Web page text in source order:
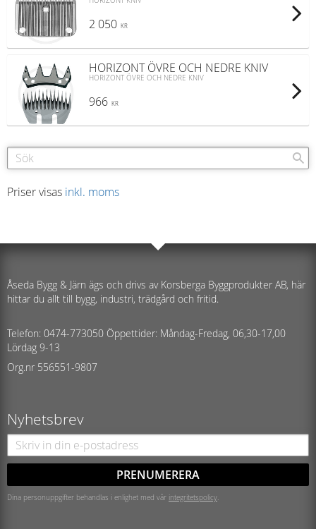
2 050 KR
HORIZONT ÖVRE OCH NEDRE KNIV
HORIZONT ÖVRE OCH NEDRE KNIV
966 KR
Priser visas inkl. moms
Åseda Bygg & Järn ägs och drivs av Korsberga Byggprodukter AB, här
hittar du allt till bygg, industri, trädgård och fritid.
Telefon: 0474-773050 Öppettider: Måndag-Fredag, 06,30-17,00
Lördag 9-13
Org.nr 556551-9807
Nyhetsbrev
PRENUMERERA
Dina personuppgifter behandlas i enlighet med vår integritetspolicy.